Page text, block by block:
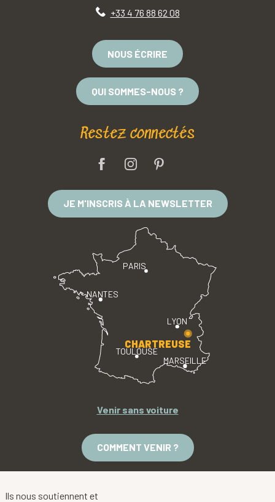
+33 4 76 88 62 08
NOUS ÉCRIRE
QUI SOMMES-NOUS ?
Restez connectés
JE M'INSCRIS À LA NEWSLETTER
PARIS
LYON
TOULOUSE
MARSEILLE
NANTES
CHARTREUSE
Venir sans voiture
COMMENT VENIR ?
Ils nous soutiennent et